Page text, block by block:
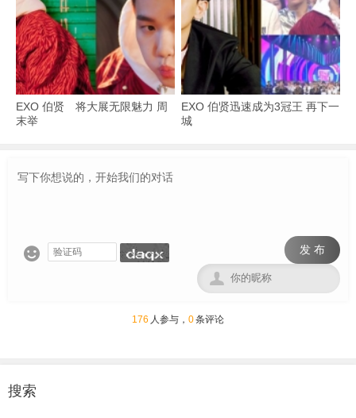
EXO 伯贤 将大展无限魅力 周
末举
EXO 伯贤迅速成为3冠王 再下一
城
 发 布

176 人参与， 0条评论
搜索